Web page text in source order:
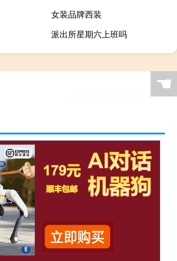
女装品牌西装
派出所星期六上班吗
☚